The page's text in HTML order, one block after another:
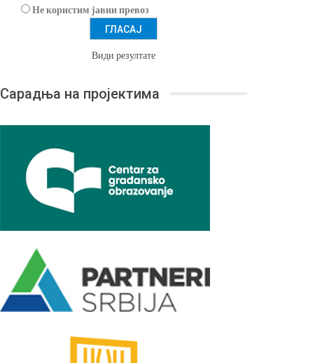
Не користим јавни превоз
Види резултате
Сарадња на пројектима